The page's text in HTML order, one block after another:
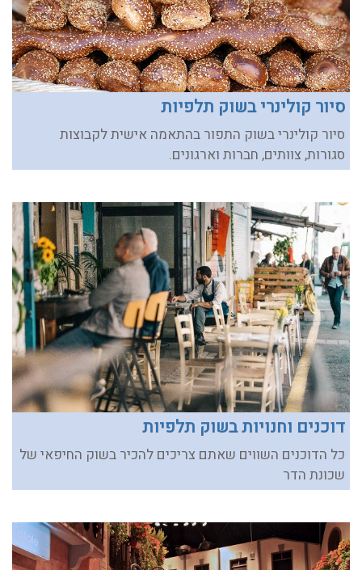
סיור קולינרי בשוק תלפיות
סיור קולינרי בשוק התפור בהתאמה אישית לקבוצות
סגורות, צוותים, חברות וארגונים.
דוכנים וחנויות בשוק תלפיות
כל הדוכנים השווים שאתם צריכים להכיר בשוק החיפאי של
שכונת הדר